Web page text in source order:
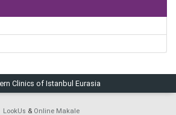
Clinics of Istanbul Eurasia
LookUs & Online Makale